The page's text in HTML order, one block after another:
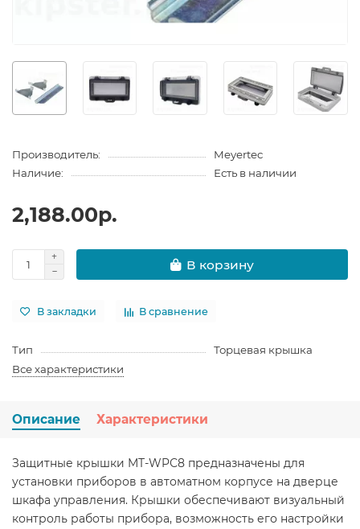
Производитель:
Meyertec
Наличие:
Есть в наличии
2,188.00р.
В корзину
В закладки В сравнение
Тип
Торцевая крышка
Все характеристики
Описание Характеристики
Защитные крышки MT-WPС8 предназначены для
установки приборов в автоматном корпусе на дверце
шкафа управления. Крышки обеспечивают визуальный
контроль работы прибора, возможность его настройки